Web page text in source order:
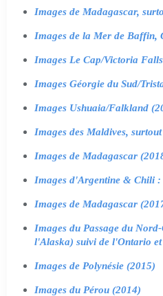
Images de Madagascar,
Images de la Mer de Baffin,
Images Le Cap/Victoria
Images Géorgie du Sud/
Images Ushuaia/Falkland
Images des Maldives,
Images de Madagascar
Images d'Argentine & Chili
Images de Madagascar
Images du Passage du
l'Alaska) suivi de l'Ontario et
Images de Polynésie (2015)
Images du Pérou (2014)